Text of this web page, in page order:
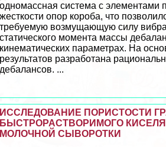
одномассная система с элементами
жесткости опор короба, что
требуемую возмущающую силу
статического момента массы
кинематических параметрах. На
результатов разработана
дeбaлансов. ...
ИССЛЕДОВАНИЕ ПОРИСТОСТИ
БЫСТРОРАСТВОРИМОГО
МОЛОЧНОЙ СЫВОРОТКИ